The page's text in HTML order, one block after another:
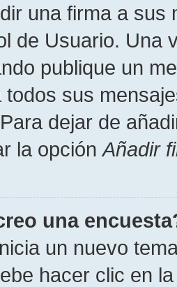
una firma a sus
de Usuario. Una
publique un
todos sus
dejar de
la opción Añadir
una
un nuevo
hacer clic en